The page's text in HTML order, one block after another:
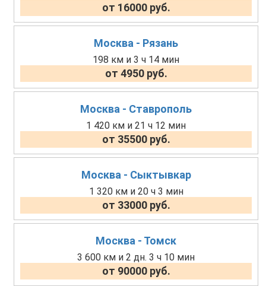
от 16000 руб.
Москва - Рязань
198 км и 3 ч 14 мин
от 4950 руб.
Москва - Ставрополь
1 420 км и 21 ч 12 мин
от 35500 руб.
Москва - Сыктывкар
1 320 км и 20 ч 3 мин
от 33000 руб.
Москва - Томск
3 600 км и 2 дн. 3 ч 10 мин
от 90000 руб.